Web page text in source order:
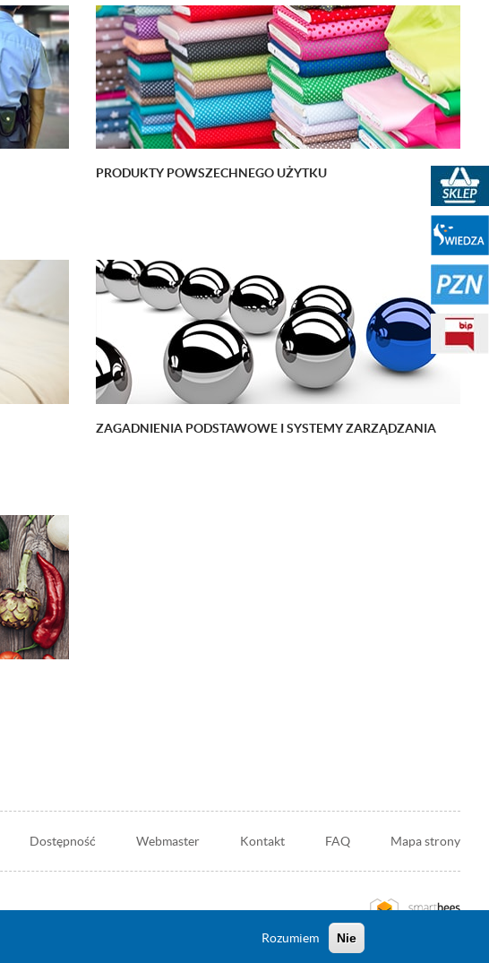
PRODUKTY POWSZECHNEGO UŻYTKU
ZAGADNIENIA PODSTAWOWE I SYSTEMY ZARZĄDZANIA
Mapa strony
FAQ
Kontakt
Webmaster
Dostępność
Sklep PKN
PZN
Przejdź
Rozumiem Nie